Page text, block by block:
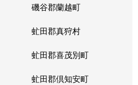
磯谷郡蘭越町
虻田郡真狩村
虻田郡喜茂別町
虻田郡倶知安町